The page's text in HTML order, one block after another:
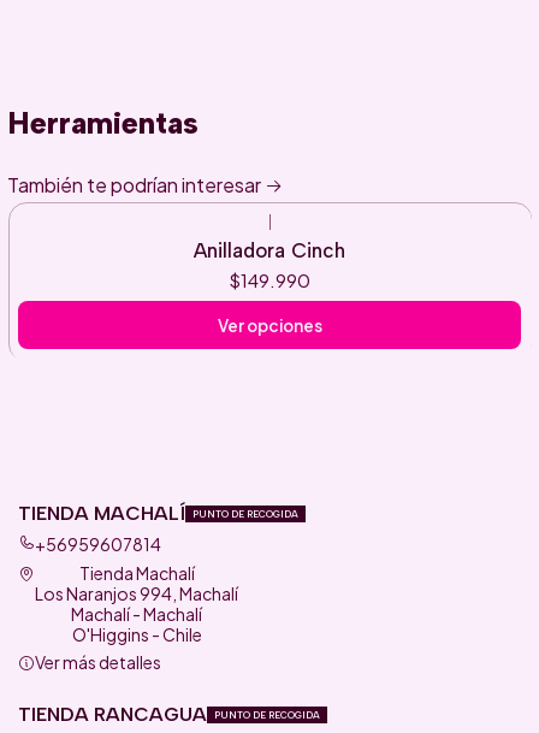
Herramientas
También te podrían interesar
|
Anilladora Cinch
$149.990
Ver opciones
TIENDA MACHALÍ PUNTO DE RECOGIDA
+56959607814
Tienda Machalí
Los Naranjos 994, Machalí
Machalí - Machalí
O'Higgins - Chile
Ver más detalles
TIENDA RANCAGUA PUNTO DE RECOGIDA